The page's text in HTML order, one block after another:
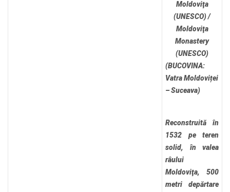
Moldoviţa
(UNESCO) /
Moldoviţa
Monastery
(UNESCO)
(BUCOVINA:
Vatra Moldoviței
– Suceava)
Reconstruită în
1532 pe teren
solid, în valea
râului
Moldoviţa, 500
metri depărtare